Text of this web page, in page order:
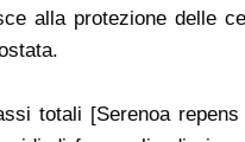
alla protezione delle
totali [Serenoa